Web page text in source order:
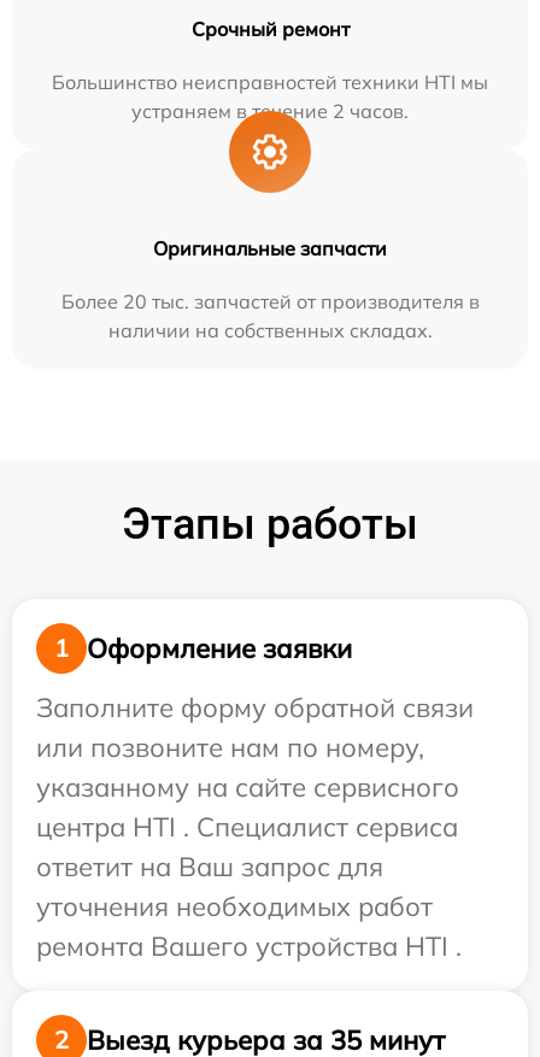
Срочный ремонт
Большинство неисправностей техники HTI мы
устраняем в течение 2 часов.
Оригинальные запчасти
Более 20 тыс. запчастей от производителя в
наличии на собственных складах.
Этапы работы
1
Оформление заявки
Заполните форму обратной связи
или позвоните нам по номеру,
указанному на сайте сервисного
центра HTI . Специалист сервиса
ответит на Ваш запрос для
уточнения необходимых работ
ремонта Вашего устройства HTI .
2 Выезд курьера за 35 минут